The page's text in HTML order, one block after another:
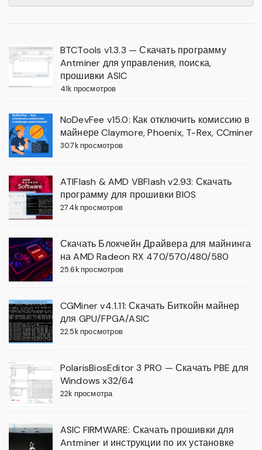
BTCTools v1.3.3 — Скачать программу
Antminer для управления, поиска,
прошивки ASIC
41k просмотров
NoDevFee v15.0: Как отключить комиссию в
майнере Claymore, Phoenix, T-Rex, CCminer
30.7k просмотров
ATIFlash & AMD VBFlash v2.93: Скачать
программу для прошивки BIOS
27.4k просмотров
Скачать Блокчейн Драйвера для майнинга
на AMD Radeon RX 470/570/480/580
25.6k просмотров
CGMiner v4.1.11: Скачать Биткойн майнер
для GPU/FPGA/ASIC
22.5k просмотров
PolarisBiosEditor 3 PRO — Скачать PBE для
Windows x32/64
22k просмотра
ASIC FIRMWARE: Скачать прошивки для
Antminer и инструкции по их установке